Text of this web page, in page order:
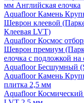
мм Английская елочка
Aquafloor Камень
Шеврон клеевой
Клеевая LVT)
Aquafloor Космос
Шеврон премиум
елочка с подложкой
Aquafloor Бесшумный
Aquafloor Камень
плитка 2,5 мм
Aquafloor